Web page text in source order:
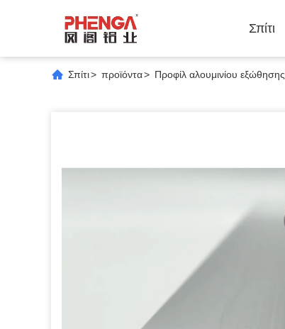
Σπίτι
Σπίτι> προϊόντα> Προφίλ αλουμινίου εξώθησης